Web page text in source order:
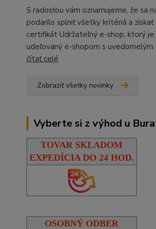
S radosťou vám oznamujeme, že sa
podarilo splniť všetky kritériá a získať
certifikát Udržateľný e-shop, ktorý je
udeľovaný e-shopom s uvedomelým
čítať celé
Zobraziť všetky novinky
Vyberte si z výhod u
TOVAR SKLADOM
EXPEDÍCIA DO 24 HOD.
OSOBNÝ ODBER